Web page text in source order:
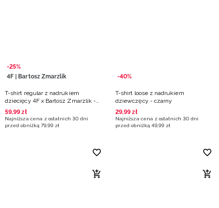
-25%
4F | Bartosz Zmarzlik
T-shirt regular z nadrukiem
dziecięcy 4F x Bartosz Zmarzlik -
czarny
59,99 zł
Najniższa cena z ostatnich 30 dni
przed obniżką 79,99 zł
-40%
T-shirt loose z nadrukiem
dziewczęcy - czarny
29,99 zł
Najniższa cena z ostatnich 30 dni
przed obniżką 49,99 zł